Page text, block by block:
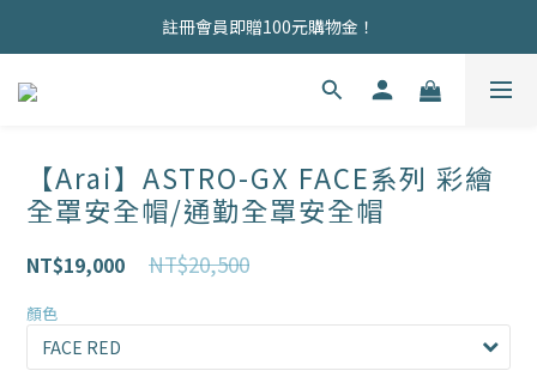
商品均為現貨，歡迎直接下單！
註冊會員即贈100元購物金！
商品均為現貨，歡迎直接下單！
【Arai】ASTRO-GX FACE系列 彩繪
全罩安全帽/通勤全罩安全帽
NT$19,000 NT$20,500
顏色